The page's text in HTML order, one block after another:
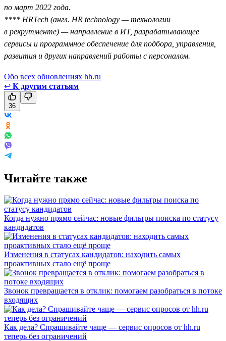
по март 2022 года.
**** HRTech (англ. HR technology — технологии
в рекрутменте) — направление в ИТ, разрабатывающее
сервисы и программное обеспечение для подбора, управления,
развития и других направлений работы с персоналом.
Обо всех обновлениях hh.ru
↩ К другим статьям
36
Читайте также
Когда нужно прямо сейчас: новые фильтры поиска по статусу
кандидатов
Изменения в статусах кандидатов: находить самых
проактивных стало ещё проще
Звонок превращается в отклик: помогаем разобраться в потоке
входящих
Как дела? Спрашивайте чаще — сервис опросов от hh.ru
теперь без ограничений